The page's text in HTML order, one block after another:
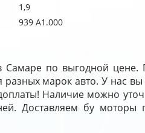
1,9
939 A1.000
Самаре по выгодной
марок авто. У нас
Наличие можно
Доставляем бу моторы